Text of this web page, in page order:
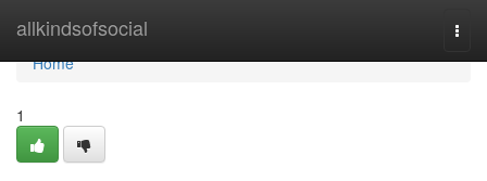
allkindsofsocial
Home
Home
1